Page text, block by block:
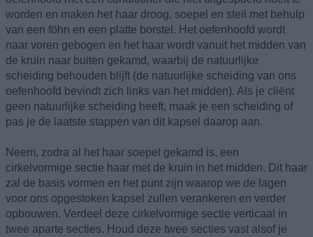
worden en maken het haar droog, soepel en steil met behulp
van een föhn en een platte borstel. Het oefenhoofd wordt
naar voren gebogen en het haar wordt vanuit het midden van
de kruin naar buiten gekamd, waarbij de natuurlijke
scheiding behouden blijft (de natuurlijke scheiding van ons
oefenhoofd bevindt zich links van het midden). Als je cliënt
geen natuurlijke scheiding heeft, maak je een scheiding of
pas je de laatste stappen van dit kapsel daarop aan.
Neem, zodra al het haar soepel gekamd is, een
cirkelvormige sectie haar met de kruin in het midden. Dit haar
zal de basis vormen en het punt zijn waarop we de lagen
voor ons opgestoken kapsel zullen verankeren en verder
opbouwen. Verdeel deze cirkelvormige sectie verticaal in
twee aparte secties. Houd deze twee secties vast alsof je